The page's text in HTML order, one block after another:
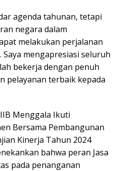
agenda tahunan, tetapi
negara dalam
melakukan perjalanan
mengapresiasi seluruh
bekerja dengan penuh
pelayanan terbaik kepada
IIB Menggala Ikuti
Bersama Pembangunan
Kinerja Tahun 2024
bahwa peran Jasa
pada penanganan